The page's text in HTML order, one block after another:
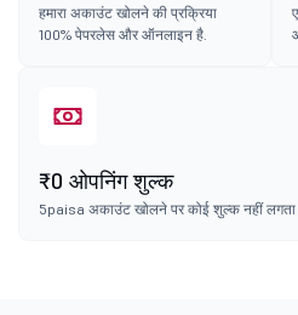
हमारा अकाउंट खोलने की प्रक्रिया
100% पेपरलेस और ऑनलाइन है.
₹0 ओपनिंग शुल्क
5paisa अकाउंट खोलने पर कोई शुल्क नहीं लगता